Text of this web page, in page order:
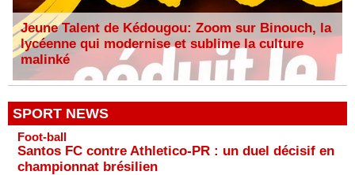
Jeune Talent de Kédougou: Zoom sur Binouch, la
lycéenne qui modernise et sublime la culture
malinké
SPORT NEWS
Foot-ball
Santos FC contre Athletico-PR : un duel décisif en
championnat brésilien